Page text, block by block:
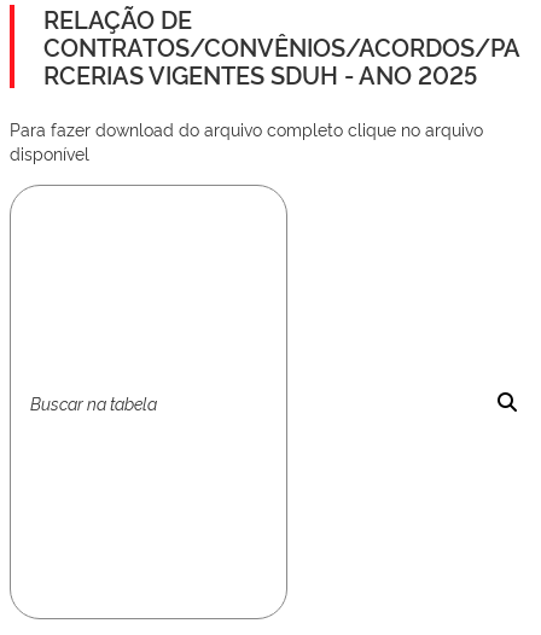
RELAÇÃO DE
CONTRATOS/CONVÊNIOS/ACORDOS/PA
RCERIAS VIGENTES SDUH - ANO 2025
Para fazer download do arquivo completo clique no arquivo
disponível